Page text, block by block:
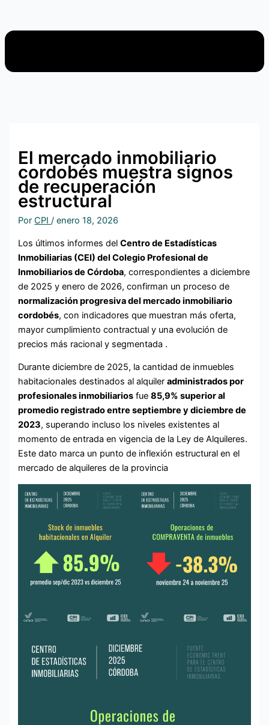
El mercado inmobiliario
cordobés muestra signos
de recuperación
estructural
PorCPI/enero 18, 2026
Los últimos informes delCentro de Estadísticas
Inmobiliarias (CEI) del Colegio Profesional de
Inmobiliarios de Córdoba, correspondientes a diciembre
de 2025 y enero de 2026, confirman un proceso de
normalización progresiva del mercado inmobiliario
cordobés, con indicadores que muestran más oferta,
mayor cumplimiento contractual y una evolución de
precios más racional y segmentada .
Durante diciembre de 2025, la cantidad de inmuebles
habitacionales destinados al alquileradministrados por
profesionales inmobiliarios fue85,9% superior al
promedio registrado entre septiembre y diciembre de
2023, superando incluso los niveles existentes al
momento de entrada en vigencia de la Ley de Alquileres.
Este dato marca un punto de inflexión estructural en el
mercado de alquileres de la provincia